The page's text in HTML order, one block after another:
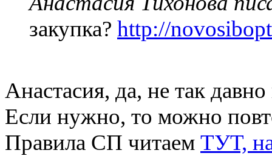
закупка? http://
Анастасия, да, не так
Если нужно, то можно
Правила СП читаем ТУТ,